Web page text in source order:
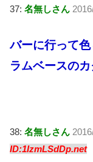
37: 名無しさん
バーに行って
ラムベースの
38: 名無しさん
ID:1IzmLSdDp.net